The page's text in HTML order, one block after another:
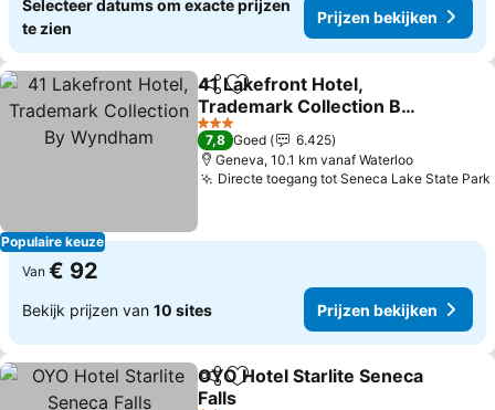
Selecteer datums om exacte prijzen
te zien
Prijzen bekijken
Populaire keuze
DelenToevoegen aan favorieten
41 Lakefront Hotel,
Trademark Collection By
Wyndham
3 Sterren
7,8 Goed
6.425
Geneva, 10.1 km vanaf Waterloo
Directe toegang tot Seneca Lake State Park
Van € 92
Bekijk prijzen van 10 sites Prijzen bekijken
DelenToevoegen aan favorieten
OYO Hotel Starlite Seneca
Falls